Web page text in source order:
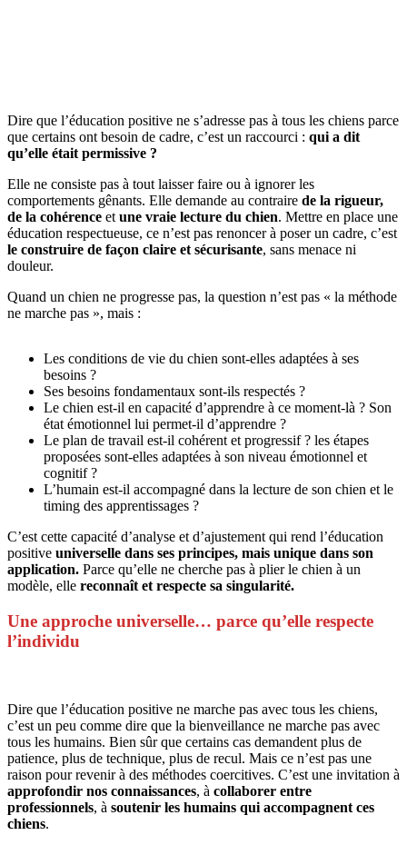
Dire que l’éducation positive ne s’adresse pas à tous les chiens parce
que certains ont besoin de cadre, c’est un raccourci : qui a dit
qu’elle était permissive ?
Elle ne consiste pas à tout laisser faire ou à ignorer les
comportements gênants. Elle demande au contraire de la rigueur,
de la cohérence et une vraie lecture du chien. Mettre en place une
éducation respectueuse, ce n’est pas renoncer à poser un cadre, c’est
le construire de façon claire et sécurisante, sans menace ni
douleur.
Quand un chien ne progresse pas, la question n’est pas « la méthode
ne marche pas », mais :
Les conditions de vie du chien sont-elles adaptées à ses
besoins ?
Ses besoins fondamentaux sont-ils respectés ?
Le chien est-il en capacité d’apprendre à ce moment-là ? Son
état émotionnel lui permet-il d’apprendre ?
Le plan de travail est-il cohérent et progressif ? les étapes
proposées sont-elles adaptées à son niveau émotionnel et
cognitif ?
L’humain est-il accompagné dans la lecture de son chien et le
timing des apprentissages ?
C’est cette capacité d’analyse et d’ajustement qui rend l’éducation
positive universelle dans ses principes, mais unique dans son
application. Parce qu’elle ne cherche pas à plier le chien à un
modèle, elle reconnaît et respecte sa singularité.
Une approche universelle… parce qu’elle respecte
l’individu
Dire que l’éducation positive ne marche pas avec tous les chiens,
c’est un peu comme dire que la bienveillance ne marche pas avec
tous les humains. Bien sûr que certains cas demandent plus de
patience, plus de technique, plus de recul. Mais ce n’est pas une
raison pour revenir à des méthodes coercitives. C’est une invitation à
approfondir nos connaissances, à collaborer entre
professionnels, à soutenir les humains qui accompagnent ces
chiens.